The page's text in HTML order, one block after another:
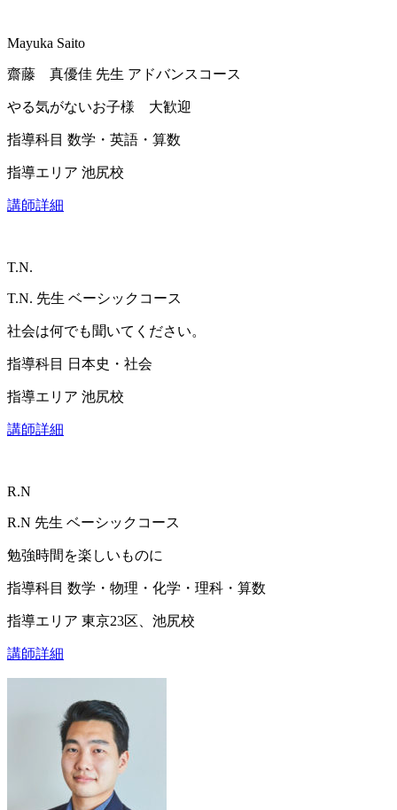
Mayuka Saito
齋藤 真優佳 先生 アドバンスコース
やる気がないお子様 大歓迎
指導科目 数学・英語・算数
指導エリア 池尻校
講師詳細
T.N.
T.N. 先生 ベーシックコース
社会は何でも聞いてください。
指導科目 日本史・社会
指導エリア 池尻校
講師詳細
R.N
R.N 先生 ベーシックコース
勉強時間を楽しいものに
指導科目 数学・物理・化学・理科・算数
指導エリア 東京23区、池尻校
講師詳細